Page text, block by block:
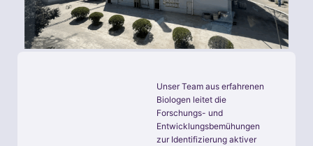
Unser Team aus erfahrenen
Biologen leitet die
Forschungs- und
Entwicklungsbemühungen
zur Identifizierung aktiver